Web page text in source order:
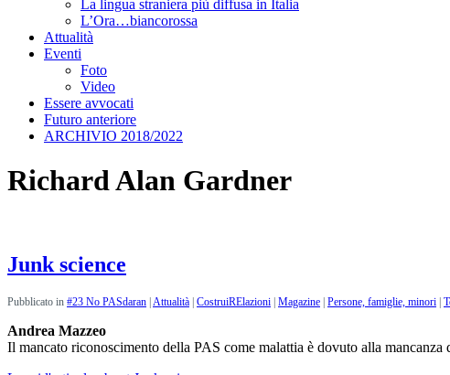
La lingua straniera più diffusa in Italia
L’Ora…biancorossa
Attualità
Eventi
Foto
Video
Essere avvocati
Futuro anteriore
ARCHIVIO 2018/2022
Richard Alan Gardner
Junk science
Pubblicato in #23 No PASdaran | Attualità | CostruiRElazioni | Magazine | Persone, famiglie, minori |
Andrea Mazzeo
Il mancato riconoscimento della PAS come malattia è dovuto alla